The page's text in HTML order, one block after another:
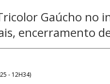
Gaúcho no
encerramento
- 12H34)